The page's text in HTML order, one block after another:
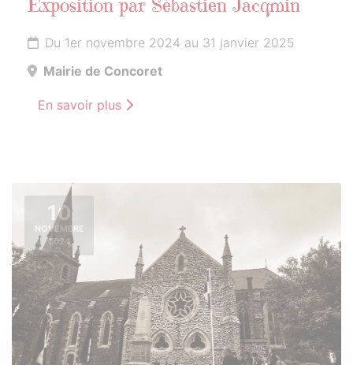
Exposition par Sébastien Jacqmin
Du 1er novembre 2024 au 31 janvier 2025
Mairie de Concoret
En savoir plus
10
NOVEMBRE
2024